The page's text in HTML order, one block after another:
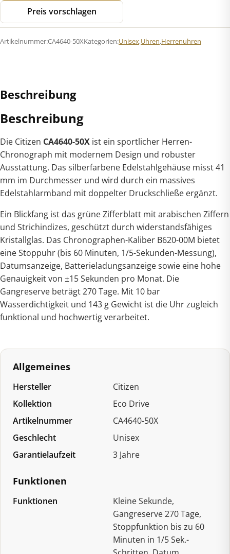
50X
Chronograph
Drive
Preis vorschlagen
Artikelnummer:CA4640-50XKategorien:Unisex,Uhren,Herrenuhren
Beschreibung
Beschreibung
Die Citizen CA4640-50X ist ein sportlicher Herren-
Chronograph mit modernem Design und robuster
Ausstattung. Das silberfarbene Edelstahlgehäuse misst 41
mm im Durchmesser und wird durch ein massives
Edelstahlarmband mit doppelter Druckschließe ergänzt.
Ein Blickfang ist das grüne Zifferblatt mit arabischen Ziffern
und Strichindizes, geschützt durch widerstandsfähiges
Kristallglas. Das Chronographen-Kaliber B620-00M bietet
eine Stoppuhr (bis 60 Minuten, 1/5-Sekunden-Messung),
Datumsanzeige, Batterieladungsanzeige sowie eine hohe
Genauigkeit von ±15 Sekunden pro Monat. Die
Gangreserve beträgt 270 Tage. Mit 10 bar
Wasserdichtigkeit und 143 g Gewicht ist die Uhr zugleich
funktional und hochwertig verarbeitet.
Allgemeines
Hersteller
Citizen
Kollektion
Eco Drive
Artikelnummer
CA4640-50X
Geschlecht
Unisex
Garantielaufzeit
3 Jahre
Funktionen
Funktionen
Kleine Sekunde,
Gangreserve 270 Tage,
Stoppfunktion bis zu 60
Minuten in 1/5 Sek.-